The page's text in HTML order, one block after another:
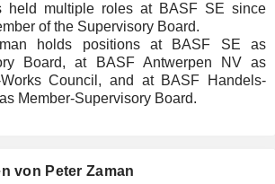
held multiple roles at BASF SE since
of the Supervisory Board.
holds positions at BASF SE as
Board, at BASF Antwerpen NV as
Works Council, and at BASF Handels-
Member-Supervisory Board.
von Peter Zaman